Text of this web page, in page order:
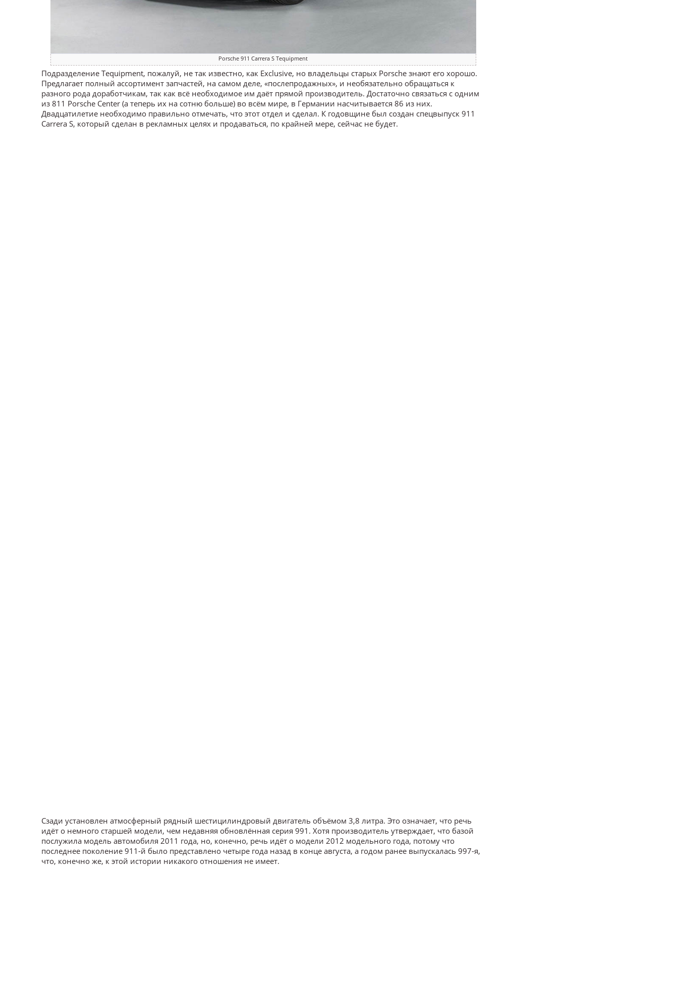
Porsche 911 Carrera S Tequipment
Подразделение Tequipment, пожалуй, не так известно, как Exclusive, но владельцы старых Porsche знают его хорошо.
Предлагает полный ассортимент запчастей, на самом деле, «послепродажных», и необязательно обращаться к
разного рода доработчикам, так как всё необходимое им даёт прямой производитель. Достаточно связаться с одним
из 811 Porsche Center (а теперь их на сотню больше) во всём мире, в Германии насчитывается 86 из них.
Двадцатилетие необходимо правильно отмечать, что этот отдел и сделал. К годовщине был создан спецвыпуск 911
Carrera S, который сделан в рекламных целях и продаваться, по крайней мере, сейчас не будет.
Сзади установлен атмосферный рядный шестицилиндровый двигатель объёмом 3,8 литра. Это означает, что речь
идёт о немного старшей модели, чем недавняя обновлённая серия 991. Хотя производитель утверждает, что базой
послужила модель автомобиля 2011 года, но, конечно, речь идёт о модели 2012 модельного года, потому что
последнее поколение 911-й было представлено четыре года назад в конце августа, а годом ранее выпускалась 997-я,
что, конечно же, к этой истории никакого отношения не имеет.